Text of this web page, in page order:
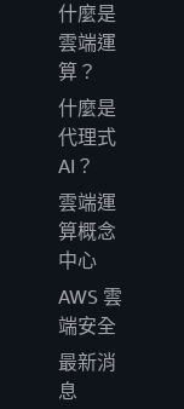
什麼是
雲端運
算？
什麼是
代理式
AI？
雲端運
算概念
中心
AWS 雲
端安全
最新消
息